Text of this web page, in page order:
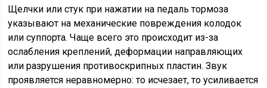
Щелчки или стук при нажатии на педаль тормоза
указывают на механические повреждения колодок
или суппорта. Чаще всего это происходит из-за
ослабления креплений, деформации направляющих
или разрушения противоскрипных пластин. Звук
проявляется неравномерно: то исчезает, то усиливается